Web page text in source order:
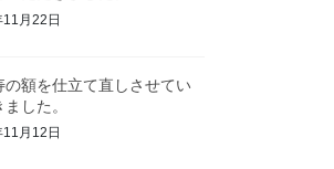
月22日
の額を仕立て直しさせてい
した。
月12日